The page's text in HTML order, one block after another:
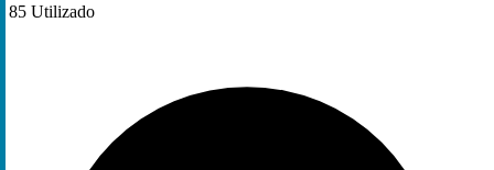
85 Utilizado